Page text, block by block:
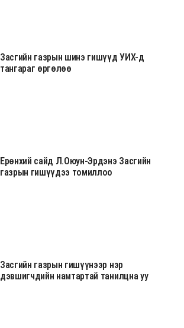
Засгийн газрын шинэ гишүүд УИХ-д
тангараг өргөлөө
Ерөнхий сайд Л.Оюун-Эрдэнэ Засгийн
газрын гишүүдээ томиллоо
Засгийн газрын гишүүнээр нэр
дэвшигчдийн намтартай танилцна уу